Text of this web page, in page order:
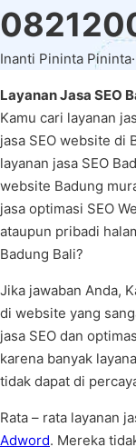
Inanti Pininta Pininta·
Layanan Jasa SEO
Kamu cari layanan
jasa SEO website di
layanan jasa SEO
website Badung
jasa optimasi SEO
ataupun pribadi
Badung Bali?
Jika jawaban Anda,
di website yang
jasa SEO dan
karena banyak
tidak dapat di
Rata – rata layanan
Adword. Mereka